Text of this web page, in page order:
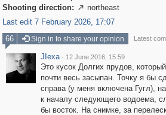
Shooting direction:  northeast
Last edit 7 February 2026, 17:07
66
Sign in to share your opinion Latest
JIexa · 12 June 2016, 15:59
Это кусок Долгих прудов,
почти весь засыпан. Точку я бы
справа (у меня включена Гугл),
к началу следующего водоема,
бы восток. На снимке, за